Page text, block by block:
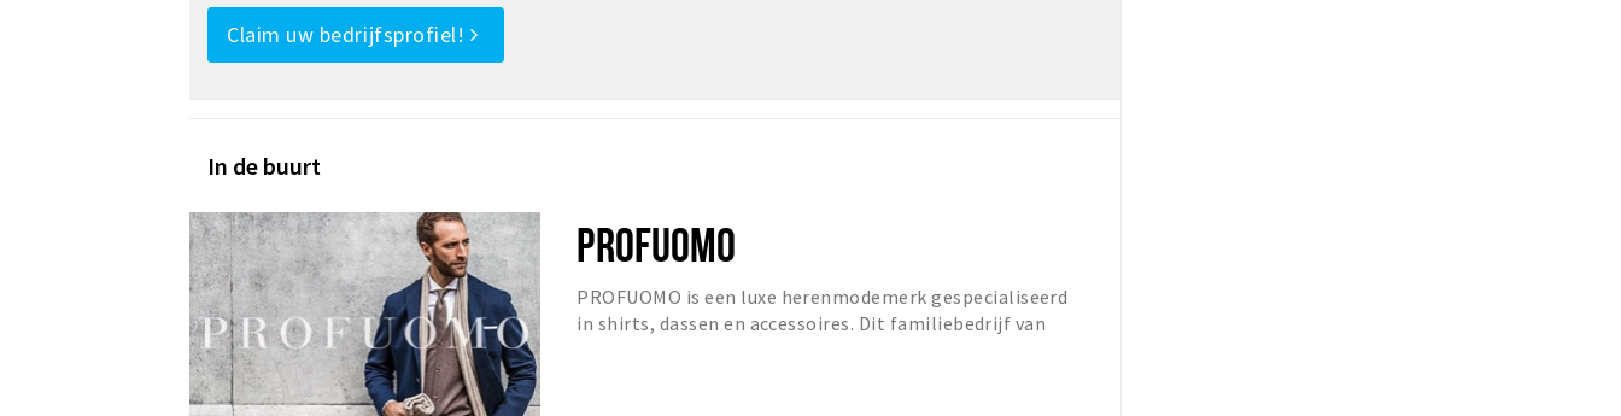
Claim uw bedrijfsprofiel!
In de buurt
PROFUOMO
PROFUOMO is een luxe herenmodemerk gespecialiseerd
in shirts, dassen en accessoires. Dit familiebedrijf van